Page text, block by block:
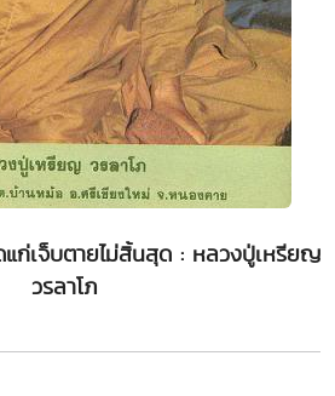
แก่เจ็บตายไม่สิ้นสุด : หลวงปู่เหรียญ
วรลาโภ